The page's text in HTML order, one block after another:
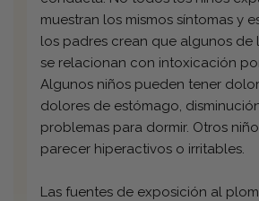
muestran los mismos síntomas y
los padres crean que algunos de
se relacionan con intoxicación
Algunos niños pueden tener
dolores de estómago,
problemas para dormir. Otros
parecer hiperactivos o irritables.
Las fuentes de exposición al